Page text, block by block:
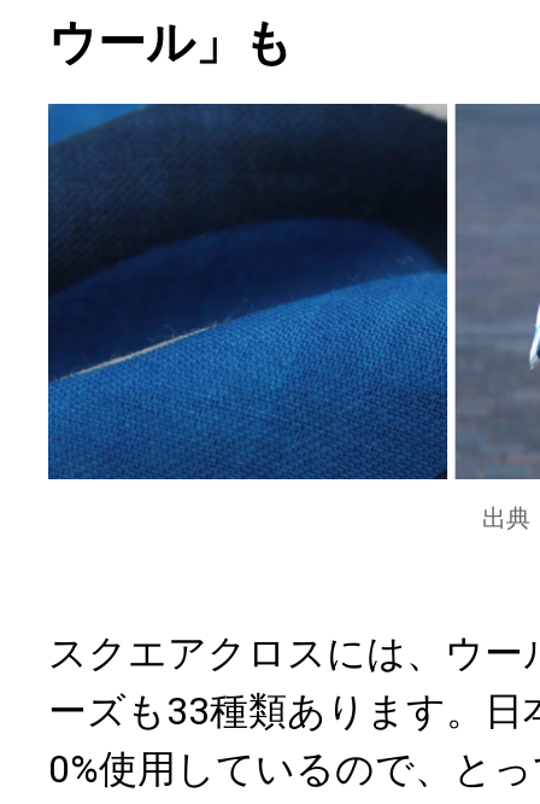
ウール」も
出典
スクエアクロスには、ウー
ーズも33種類あります。
0%使用しているので、と